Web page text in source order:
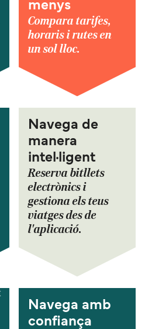
menys
Compara tarifes,
horaris i rutes en
un sol lloc.
Navega de
manera
intel·ligent
Reserva bitllets
electrònics i
gestiona els teus
viatges des de
l'aplicació.
Navega amb
confiança